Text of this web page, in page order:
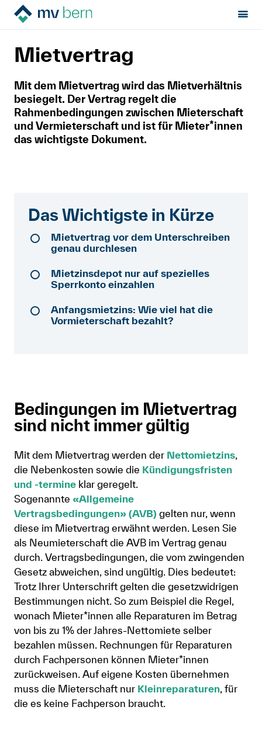
Hilfe von Fachleuten
Politik & Positionen
Mitglied werden
Anmelden
Mietvertrag
Mit dem Mietvertrag wird das Mietverhältnis
besiegelt. Der Vertrag regelt die
Rahmenbedingungen zwischen Mieterschaft
und Vermieterschaft und ist für Mieter*innen
das wichtigste Dokument.
Das Wichtigste in Kürze
Mietvertrag vor dem Unterschreiben
genau durchlesen
Mietzinsdepot nur auf spezielles
Sperrkonto einzahlen
Anfangsmietzins: Wie viel hat die
Vormieterschaft bezahlt?
Bedingungen im Mietvertrag
sind nicht immer gültig
Mit dem Mietvertrag werden der Nettomietzins
die Nebenkosten sowie die Kündigungsfristen
und -termine klar geregelt.
Sogenannte «Allgemeine
Vertragsbedingungen» (AVB) gelten nur, wenn
diese im Mietvertrag erwähnt werden. Lesen Sie
als Neumieterschaft die AVB im Vertrag genau
durch. Vertragsbedingungen, die vom zwingenden
Gesetz abweichen, sind ungültig. Dies bedeutet:
Trotz Ihrer Unterschrift gelten die gesetzwidrigen
Bestimmungen nicht. So zum Beispiel die Regel,
wonach Mieter*innen alle Reparaturen im Betrag
von bis zu 1% der Jahres-Nettomiete selber
bezahlen müssen. Rechnungen für Reparaturen
durch Fachpersonen können Mieter*innen
zurückweisen. Auf eigene Kosten übernehmen
muss die Mieterschaft nur Kleinreparaturen , für
die es keine Fachperson braucht.